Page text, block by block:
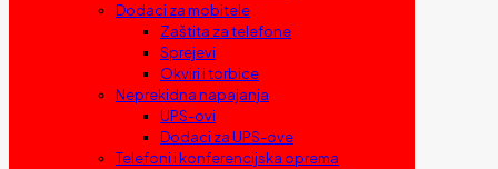
Dodaci za mobitele
Zaštita za telefone
Sprejevi
Okviri i torbice
Neprekidna napajanja
UPS-ovi
Dodaci za UPS-ove
Telefoni i konferencijska oprema